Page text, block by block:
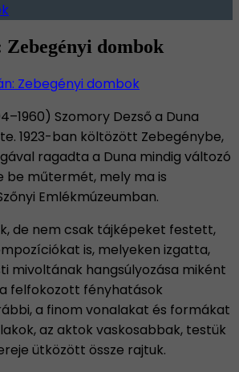
Zebegényi dombok
Szomory Dezső a Duna
1923-ban költözött Zebegénybe,
ragadta a Duna mindig változó
be műtermét, mely ma is
Emlékmúzeumban.
de nem csak tájképeket festett,
is, melyeken izgatta,
mivoltának hangsúlyozása miként
felfokozott fényhatások
a finom vonalakat és formákat
az aktok vaskosabbak, testük
ütközött össze rajtuk.